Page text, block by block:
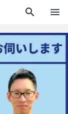
search menu